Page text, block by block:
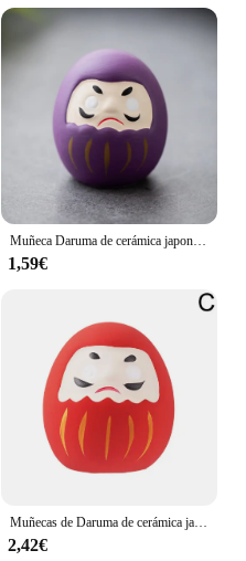
Muñeca Daruma de cerámica japonesa, artesanía de dibujos animados, paisaje de gato de la suerte colorido, decoración del hogar, accesorios en miniatura, regalos de adorno de la fortuna
1,59€
Muñecas de Daruma de cerámica japonesa, adornos de joyería de la suerte, caja de dinero con dijes, decoraciones de escritorio para el hogar y la Oficina, regalos
2,42€